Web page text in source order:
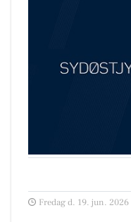
Fredag d. 19. jun.